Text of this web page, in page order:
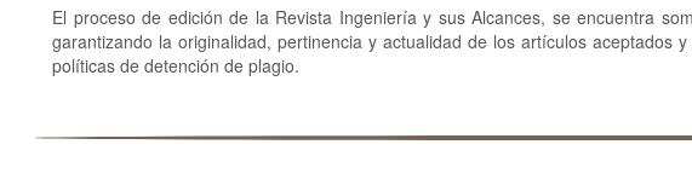
El proceso de edición de la Revista Ingeniería y sus Alcances, se encuentra
garantizando la originalidad, pertinencia y actualidad de los artículos aceptados
políticas de detención de plagio.